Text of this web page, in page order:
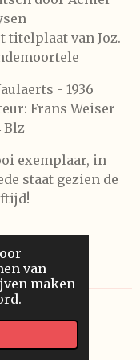
van
maken
titelplaat van Joz.
- 1936
Frans Weiser
Blz
exemplaar, in
staat gezien de